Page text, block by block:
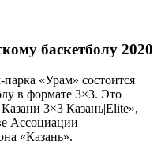
баскетболу 2020
«Урам» состоится
в формате 3×3. Это
3×3 Казань|Elite»,
Ассоциации
«Казань».